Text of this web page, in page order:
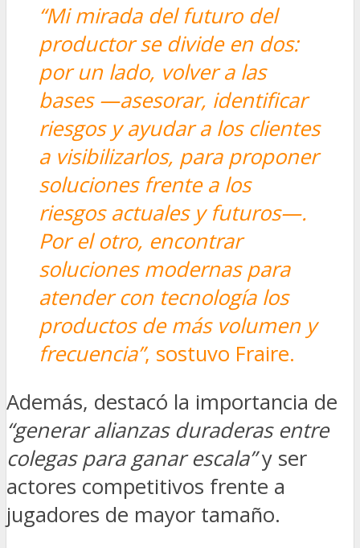
“Mi mirada del futuro del
productor se divide en dos:
por un lado, volver a las
bases —asesorar, identificar
riesgos y ayudar a los clientes
a visibilizarlos, para proponer
soluciones frente a los
riesgos actuales y futuros—.
Por el otro, encontrar
soluciones modernas para
atender con tecnología los
productos de más volumen y
frecuencia”, sostuvo Fraire.
Además, destacó la importancia de
“generar alianzas duraderas entre
colegas para ganar escala”y ser
actores competitivos frente a
jugadores de mayor tamaño.